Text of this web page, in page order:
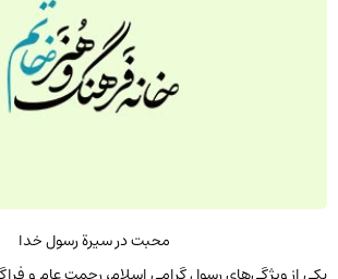
محبت در سیرة رسول خدا